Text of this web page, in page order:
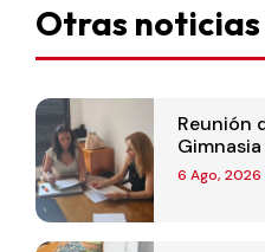
Otras noticias
Reunión
6 Ago, 2026